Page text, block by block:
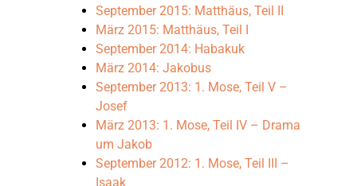
September 2004:
März 2003:
September 2015: Matthäus, Teil II
März 2015: Matthäus, Teil I
September 2014: Habakuk
März 2014: Jakobus
September 2013: 1. Mose, Teil V –
Josef
März 2013: 1. Mose, Teil IV – Drama
um Jakob
September 2012: 1. Mose, Teil III –
Isaak